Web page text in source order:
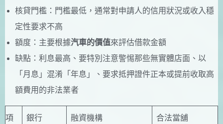
核貸門檻：門檻最低，通常對申請人的信用狀況或收入穩
定性要求不高
額度：主要根據汽車的價值來評估借款金額
缺點：利息最高、要特別注意警惕那些無實體店面、以
「月息」混淆「年息」、要求抵押證件正本或提前收取高
額費用的非法業者
項
銀行 融資機構 合法當舖